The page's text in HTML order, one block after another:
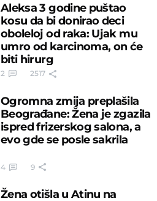
Aleksa 3 godine puštao
kosu da bi donirao deci
oboleloj od raka: Ujak mu
umro od karcinoma, on će
biti hirurg
2 2517
Ogromna zmija preplašila
Beograđane: Žena je zgazila
ispred frizerskog salona, a
evo gde se posle sakrila
4 9
Žena otišla u Atinu na